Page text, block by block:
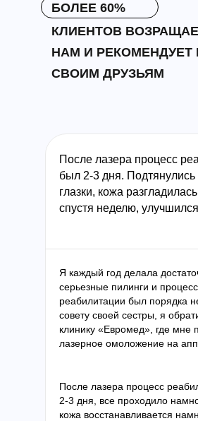
КЛИЕНТОВ
НАМ И РЕКОМЕНДУЕТ
СВОИМ ДРУЗЬЯМ
БОЛЕЕ 60%
После лазера процесс
был 2-3 дня. Подтянулись
глазки, кожа
спустя неделю, улучшился
Я каждый год делала
серьезные пилинги и процесс
реабилитации был порядка
совету своей сестры, я
клинику «Евромед», где мне
лазерное омоложение на
После лазера процесс
2-3 дня, все проходило
кожа восстанавливается